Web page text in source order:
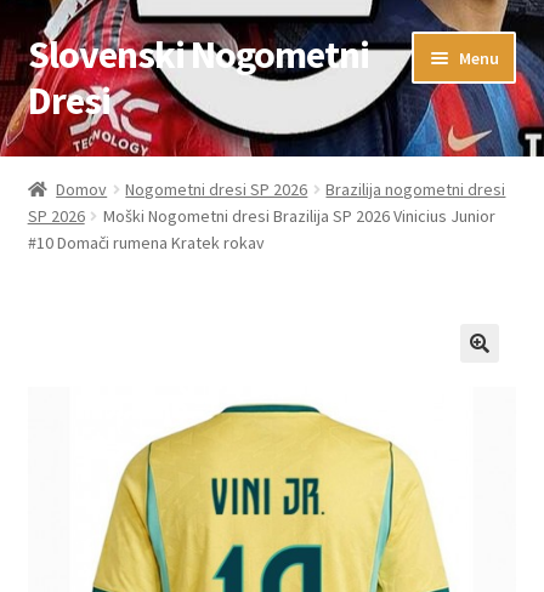
Skip
to
navigation
Skip
to
content
Slovenski Nogometni
Dresi
Menu
Domov
Blog
Domov Nogometni dresi SP 2026
Brazilija nogometni dresi
SP 2026
Moški Nogometni dresi Brazilija SP 2026 Vinicius Junior
#10 Domači rumena Kratek rokav